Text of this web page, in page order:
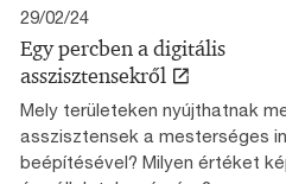
29/02/24
Egy percben a digitális
asszisztensekről
Mely területeken nyújthatnak
asszisztensek a mesterséges
beépítésével? Milyen értéket